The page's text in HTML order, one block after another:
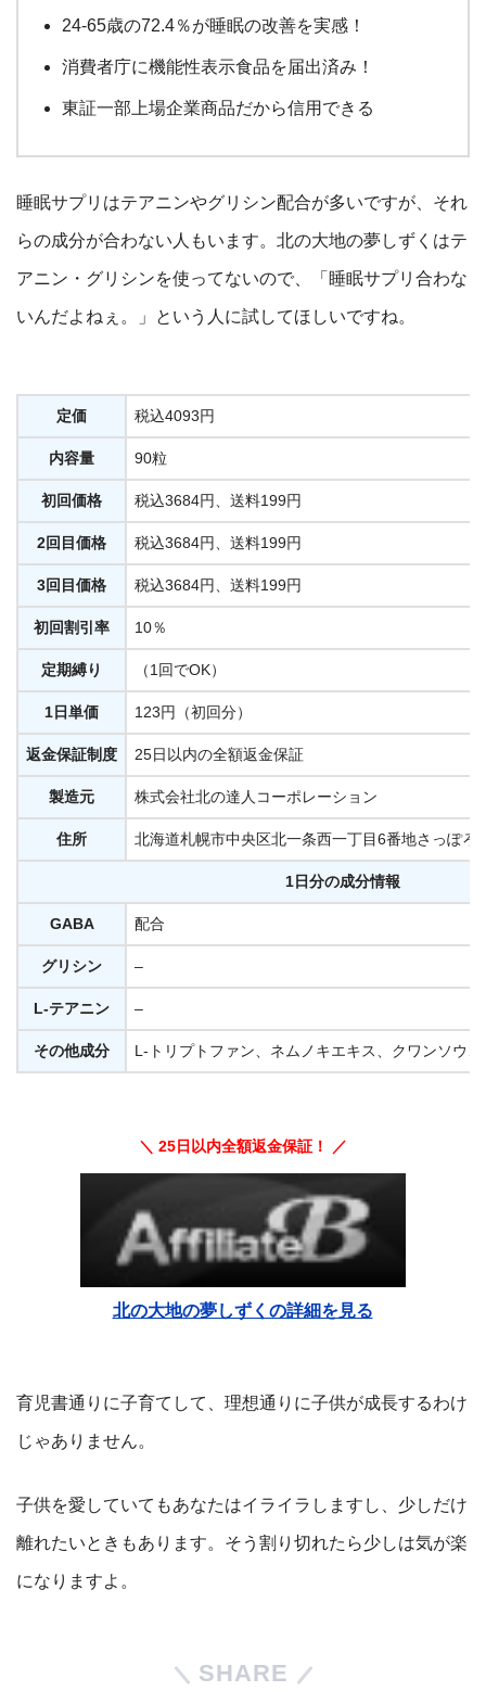
24-65歳の72.4％が睡眠の改善を実感！
消費者庁に機能性表示食品を届出済み！
東証一部上場企業商品だから信用できる
睡眠サプリはテアニンやグリシン配合が多いですが、それ
らの成分が合わない人もいます。北の大地の夢しずくはテ
アニン・グリシンを使ってないので、「睡眠サプリ合わな
いんだよねぇ。」という人に試してほしいですね。
定価 税込4093円
内容量 90粒
初回価格 税込3684円、送料199円
2回目価格 税込3684円、送料199円
3回目価格 税込3684円、送料199円
初回割引率 10％
定期縛り （1回でOK）
1日単価 123円（初回分）
返金保証制度 25日以内の全額返金保証
製造元 株式会社北の達人コーポレーション
住所 北海道札幌市中央区北一条西一丁目6番地さっぽろ
1日分の成分情報
GABA 配合
グリシン –
L-テアニン –
その他成分 L-トリプトファン、ネムノキエキス、クワンソウ
＼ 25日以内全額返金保証！ ／
北の大地の夢しずくの詳細を見る
育児書通りに子育てして、理想通りに子供が成長するわけ
じゃありません。
子供を愛していてもあなたはイライラしますし、少しだけ
離れたいときもあります。そう割り切れたら少しは気が楽
になりますよ。
SHARE